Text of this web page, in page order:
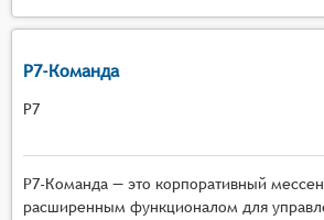
Р7-Команда
Р7
P7-Команда — это корпоративный
расширенным функционалом для